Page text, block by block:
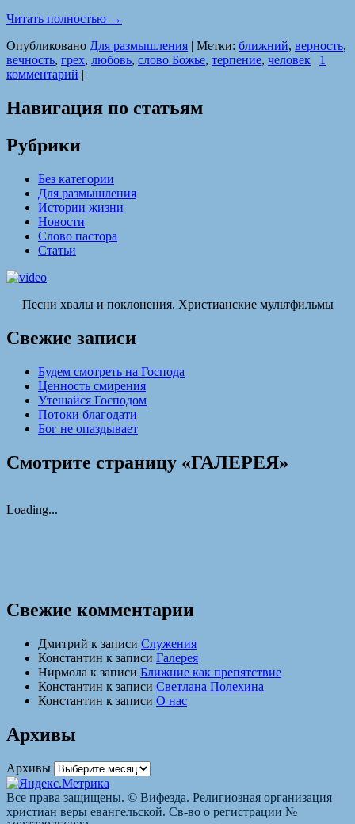
Читать полностью →
Опубликовано Для размышления | Метки: ближний, верность,
вечность, грех, любовь, слово Божье, терпение, человек | 1
комментарий |
Навигация по статьям
Рубрики
Без категории
Для размышления
Истории жизни
Новости
Слово пастора
Статьи
Песни хвалы и поклонения. Христианские мультфильмы
Свежие записи
Будем смотреть на Господа
Ценность смирения
Утешайся Господом
Потоки благодати
Бог не опаздывает
Смотрите страницу «ГАЛЕРЕЯ»
Loading...
Свежие комментарии
Дмитрий к записи Служения
Константин к записи Галерея
Нирмола к записи Ближние как препятствие
Константин к записи Светлана Полехина
Константин к записи О нас
Архивы
Архивы
Все права защищены. © Вифезда. Религиозная организация
христиан веры евангельской. Св-во о регистрации №